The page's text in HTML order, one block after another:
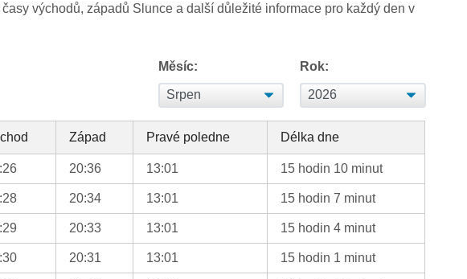
východů, západů Slunce a další důležité informace pro každý den v
Měsíc: Rok:
Západ Pravé poledne Délka dne
20:36 13:01 15 hodin 10 minut
20:34 13:01 15 hodin 7 minut
20:33 13:01 15 hodin 4 minut
20:31 13:01 15 hodin 1 minut